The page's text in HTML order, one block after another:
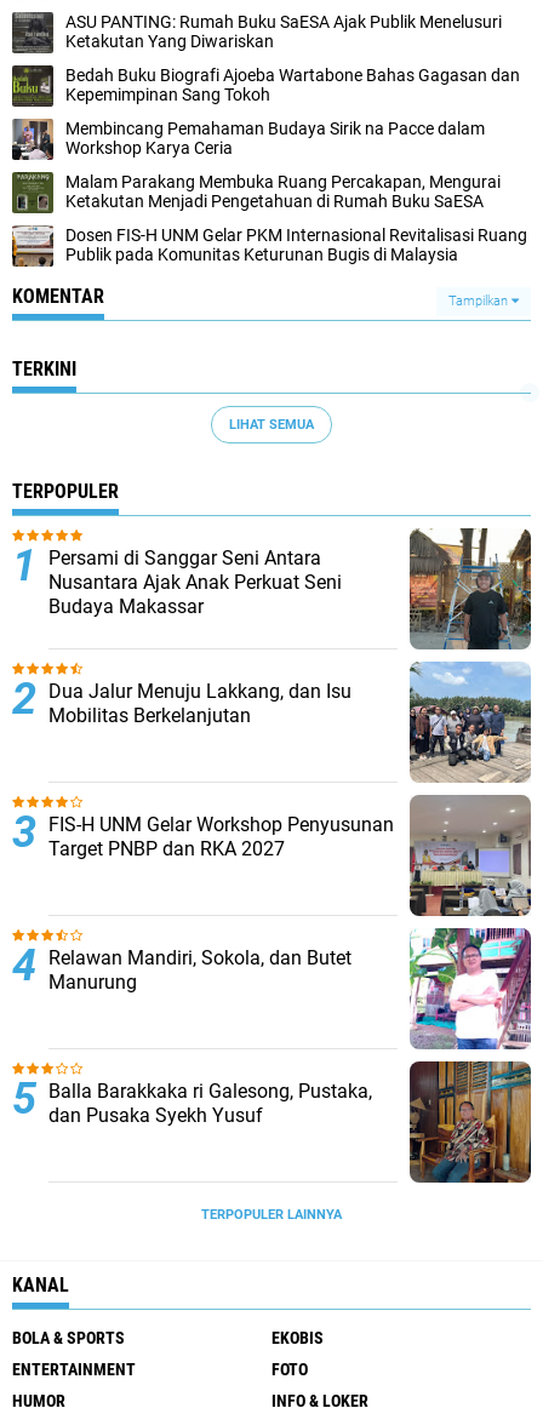
ASU PANTING: Rumah Buku SaESA Ajak Publik Menelusuri
Ketakutan Yang Diwariskan
Bedah Buku Biografi Ajoeba Wartabone Bahas Gagasan dan
Kepemimpinan Sang Tokoh
Membincang Pemahaman Budaya Sirik na Pacce dalam
Workshop Karya Ceria
Malam Parakang Membuka Ruang Percakapan, Mengurai
Ketakutan Menjadi Pengetahuan di Rumah Buku SaESA
Dosen FIS-H UNM Gelar PKM Internasional Revitalisasi Ruang
Publik pada Komunitas Keturunan Bugis di Malaysia
KOMENTAR Tampilkan
TERKINI
LIHAT SEMUA
TERPOPULER
Persami di Sanggar Seni Antara
Nusantara Ajak Anak Perkuat Seni
Budaya Makassar
Dua Jalur Menuju Lakkang, dan Isu
Mobilitas Berkelanjutan
FIS-H UNM Gelar Workshop Penyusunan
Target PNBP dan RKA 2027
Relawan Mandiri, Sokola, dan Butet
Manurung
Balla Barakkaka ri Galesong, Pustaka,
dan Pusaka Syekh Yusuf
TERPOPULER LAINNYA
KANAL
BOLA & SPORTS
EKOBIS
ENTERTAINMENT
FOTO
HUMOR
INFO & LOKER